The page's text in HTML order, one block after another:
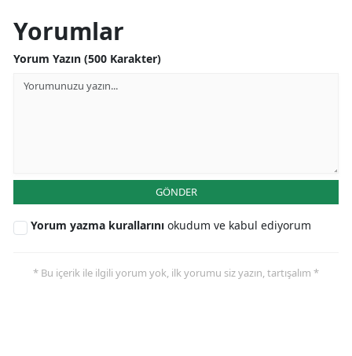
Yorumlar
Yorum Yazın (500 Karakter)
GÖNDER
Yorum yazma kurallarını okudum ve kabul ediyorum
* Bu içerik ile ilgili yorum yok, ilk yorumu siz yazın, tartışalım *